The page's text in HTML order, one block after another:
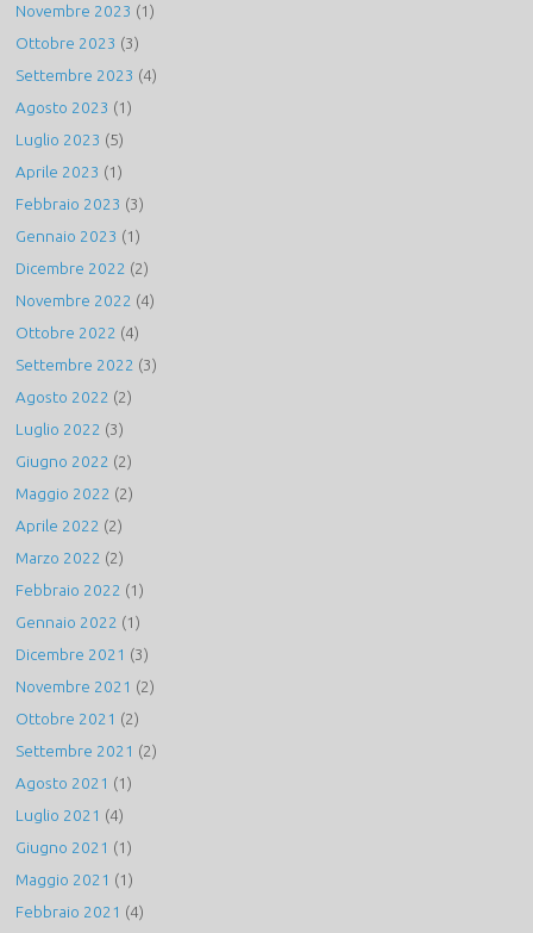
Novembre 2023 (1)
Ottobre 2023 (3)
Settembre 2023 (4)
Agosto 2023 (1)
Luglio 2023 (5)
Aprile 2023 (1)
Febbraio 2023 (3)
Gennaio 2023 (1)
Dicembre 2022 (2)
Novembre 2022 (4)
Ottobre 2022 (4)
Settembre 2022 (3)
Agosto 2022 (2)
Luglio 2022 (3)
Giugno 2022 (2)
Maggio 2022 (2)
Aprile 2022 (2)
Marzo 2022 (2)
Febbraio 2022 (1)
Gennaio 2022 (1)
Dicembre 2021 (3)
Novembre 2021 (2)
Ottobre 2021 (2)
Settembre 2021 (2)
Agosto 2021 (1)
Luglio 2021 (4)
Giugno 2021 (1)
Maggio 2021 (1)
Febbraio 2021 (4)